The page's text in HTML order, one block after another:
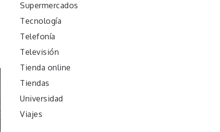
Supermercados
Tecnología
Telefonía
Televisión
Tienda online
Tiendas
Universidad
Viajes